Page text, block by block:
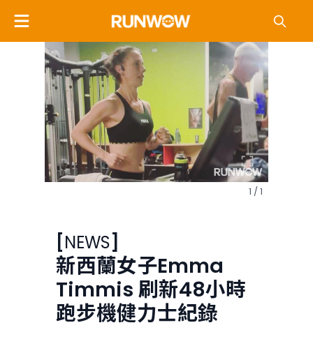
1 / 1
[NEWS]
新西蘭女子Emma
Timmis 刷新48小時
跑步機健力士紀錄